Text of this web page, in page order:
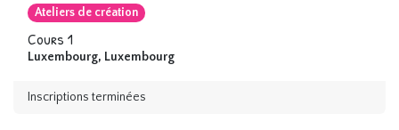
Ateliers de création
Cours 1
Luxembourg, Luxembourg
Inscriptions terminées